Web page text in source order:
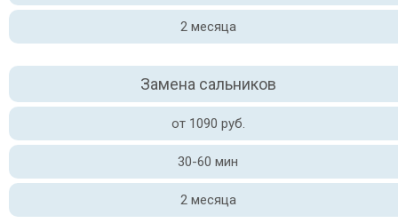
2 месяца
Замена сальников
от 1090 руб.
30-60 мин
2 месяца